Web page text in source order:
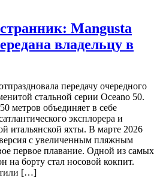
Mangusta
владельцу в
передачу очередного
стальной серии Oceano 50.
метров объединяет в себе
эксплорера и
итальянской яхты. В марте 2026
с увеличенным пляжным
первое плавание. Одной из самых
на борту стал носовой кокпит.
[…]